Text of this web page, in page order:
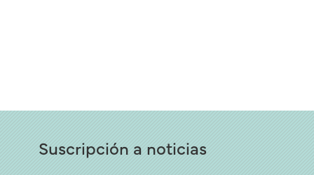
Suscripción a noticias